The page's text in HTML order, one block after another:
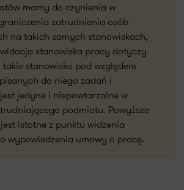
mamy do czynienia w
zatrudnienia osób
na takich samych stanowiskach,
stanowiska pracy dotyczy
stanowisko pod względem
do niego zadań i
jedyne i niepowtarzalne w
podmiotu. Powyższe
istotne z punktu widzenia
wypowiedzenia umowy o pracę.